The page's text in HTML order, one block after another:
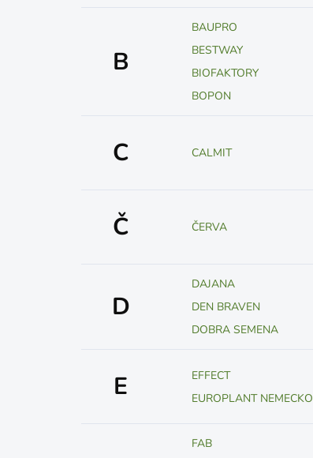
B
BAUPRO
BESTWAY
BIOFAKTORY
BOPON
C CALMIT
Č ČERVA
D
DAJANA
DEN BRAVEN
DOBRA SEMENA
E EFFECT
EUROPLANT NEMECKO
FAB